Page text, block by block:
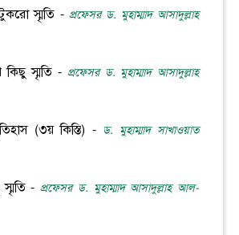
স্মৃতি - প্রফেসর ড. মুহাম্মাদ আসাদুল্লাহ
স্মৃতি - প্রফেসর ড. মুহাম্মাদ আসাদুল্লাহ
(৩য় কিস্তি) - ড. মুহাম্মাদ সাখাওয়াত
- প্রফেসর ড. মুহাম্মাদ আসাদুল্লাহ আল-